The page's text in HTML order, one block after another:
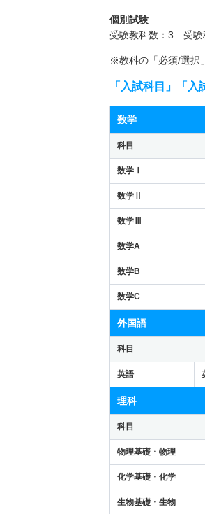
個別試験
受験教科数：3 受
※教科の「必須/選択
「入試科目」「
数学
科目
数学Ⅰ
数学Ⅱ
数学Ⅲ
数学A
数学B
数学C
外国語
科目
英語
理科
科目
物理基礎・物理
化学基礎・化学
生物基礎・生物